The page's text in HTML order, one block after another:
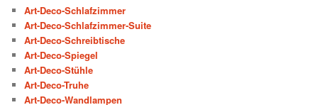
Art-Deco-Schlafzimmer
Art-Deco-Schlafzimmer-Suite
Art-Deco-Schreibtische
Art-Deco-Spiegel
Art-Deco-Stühle
Art-Deco-Truhe
Art-Deco-Wandlampen